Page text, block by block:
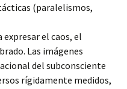
(paralelismos,
expresar el caos, el
Las imágenes
del subconsciente
rígidamente medidos,